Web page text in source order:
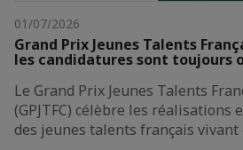
01/07/2026
Grand Prix Jeunes Talents
les candidatures sont toujours
Le Grand Prix Jeunes Talents
(GPJTFC) célèbre les
des jeunes talents français vivant